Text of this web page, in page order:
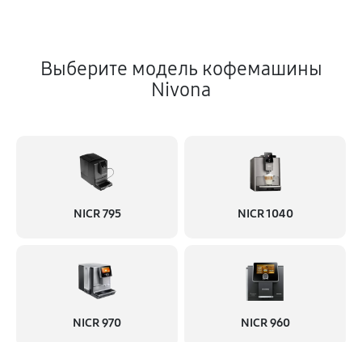
Выберите модель кофемашины
Nivona
NICR 795 NICR 1040
NICR 970 NICR 960